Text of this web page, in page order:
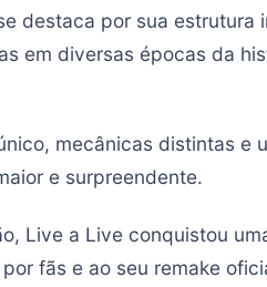
destaca por sua estrutura
em diversas épocas da
mecânicas distintas e
e surpreendente.
Live a Live conquistou
fãs e ao seu remake